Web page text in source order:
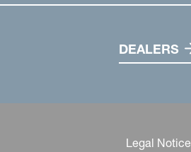
DEALERS
Legal Notice